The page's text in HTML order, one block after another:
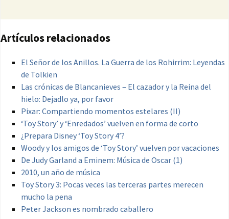
Artículos relacionados
El Señor de los Anillos. La Guerra de los Rohirrim: Leyendas
de Tolkien
Las crónicas de Blancanieves – El cazador y la Reina del
hielo: Dejadlo ya, por favor
Pixar: Compartiendo momentos estelares (II)
‘Toy Story’ y ‘Enredados’ vuelven en forma de corto
¿Prepara Disney ‘Toy Story 4’?
Woody y los amigos de ‘Toy Story’ vuelven por vacaciones
De Judy Garland a Eminem: Música de Oscar (1)
2010, un año de música
Toy Story 3: Pocas veces las terceras partes merecen
mucho la pena
Peter Jackson es nombrado caballero